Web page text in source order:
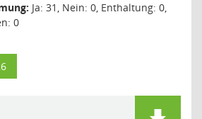
Ja: 31, Nein: 0, Enthaltung: 0,
0